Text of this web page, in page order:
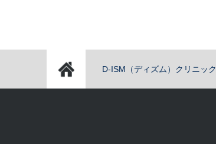
D-ISM（ディズム）クリニック